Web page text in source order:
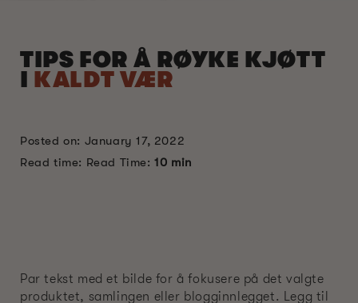
TIPS FOR Å RØYKE KJØTT
I KALDT VÆR
Posted on: January 17, 2022
Read time: Read Time:10 min
Par tekst med et bilde for å fokusere på det valgte
produktet, samlingen eller blogginnlegget. Legg til